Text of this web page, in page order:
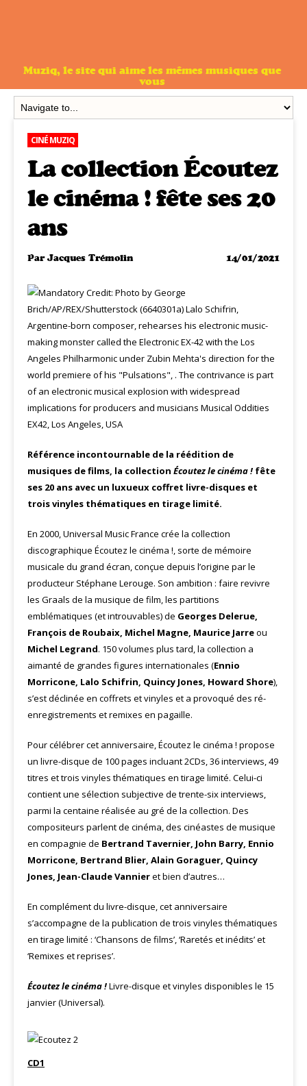
Muziq, le site qui aime les mêmes musiques que
vous
CINÉ MUZIQ
La collection Écoutez
le cinéma ! fête ses 20
ans
ParJacques Trémolin 14/01/2021
Référence incontournable de la réédition de
musiques de films, la collection Écoutez le cinéma ! fête
ses 20 ans avec un luxueux coffret livre-disques et
trois vinyles thématiques en tirage limité.
En 2000, Universal Music France crée la collection
discographique Écoutez le cinéma !, sorte de mémoire
musicale du grand écran, conçue depuis l’origine par le
producteur Stéphane Lerouge. Son ambition : faire revivre
les Graals de la musique de film, les partitions
emblématiques (et introuvables) de Georges Delerue,
François de Roubaix, Michel Magne, Maurice Jarreou
Michel Legrand. 150 volumes plus tard, la collection a
aimanté de grandes figures internationales (Ennio
Morricone, Lalo Schifrin, Quincy Jones, Howard Shore),
s’est déclinée en coffrets et vinyles et a provoqué des ré-
enregistrements et remixes en pagaille.
Pour célébrer cet anniversaire,Écoutez le cinéma ! propose
un livre-disque de 100 pages incluant 2CDs, 36 interviews, 49
titres et trois vinyles thématiques en tirage limité. Celui-ci
contient une sélection subjective de trente-six interviews,
parmi la centaine réalisée au gré de la collection. Des
compositeurs parlent de cinéma, des cinéastes de musique
en compagnie de Bertrand Tavernier, John Barry, Ennio
Morricone, Bertrand Blier, Alain Goraguer, Quincy
Jones, Jean-Claude Vannieret bien d’autres…
En complément du livre-disque, cet anniversaire
s’accompagne de la publication de trois vinyles thématiques
en tirage limité : ‘Chansons de films’, ‘Raretés et inédits’ et
‘Remixes et reprises’.
Écoutez le cinéma !Livre-disque et vinyles disponibles le 15
janvier (Universal).
CD1